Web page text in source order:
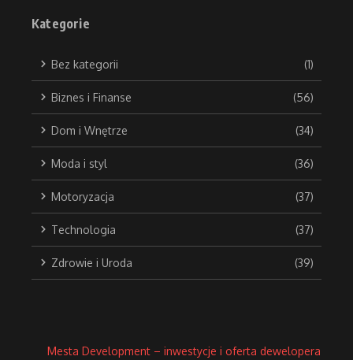
Kategorie
Bez kategorii (1)
Biznes i Finanse (56)
Dom i Wnętrze (34)
Moda i styl (36)
Motoryzacja (37)
Technologia (37)
Zdrowie i Uroda (39)
Mesta Development – inwestycje i oferta dewelopera